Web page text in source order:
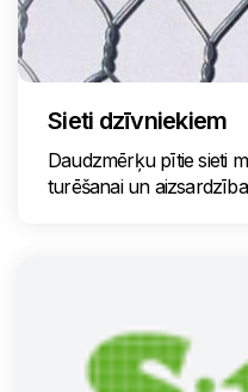
Sieti dzīvniekiem
Daudzmērķu pītie sieti
turēšanai un